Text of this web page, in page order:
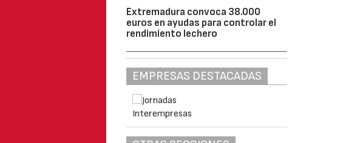
Extremadura convoca 38.000
euros en ayudas para controlar el
rendimiento lechero
EMPRESAS DESTACADAS